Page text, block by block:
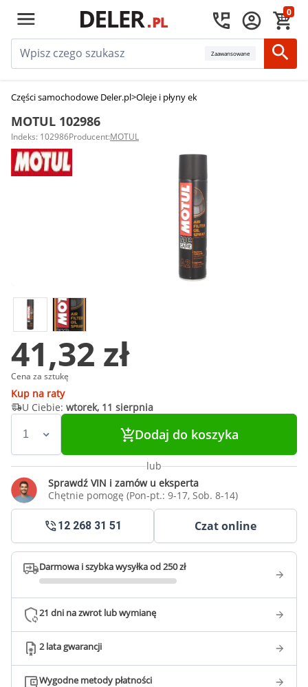
0
Zaawansowane
Części samochodowe Deler.pl>Oleje i płyny eksploatacyjne
MOTUL 102986
Indeks: 102986Producent:MOTUL
41,32 zł
Cena za sztukę
Kup na raty
U Ciebie: wtorek, 11 sierpnia
Dodaj do koszyka
lub
Sprawdź VIN i zamów u eksperta
Chętnie pomogę (Pon-pt.: 9-17, Sob. 8-14)
12 268 31 51 Czat online
Darmowa i szybka wysyłka od 250 zł
21 dni na zwrot lub wymianę
2 lata gwarancji
Wygodne metody płatności